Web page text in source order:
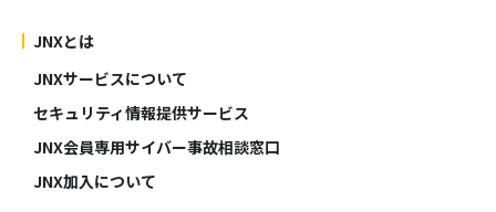
JNXとは
JNXサービスについて
セキュリティ情報提供サービス
JNX会員専用サイバー事故相談窓口
JNX加入について